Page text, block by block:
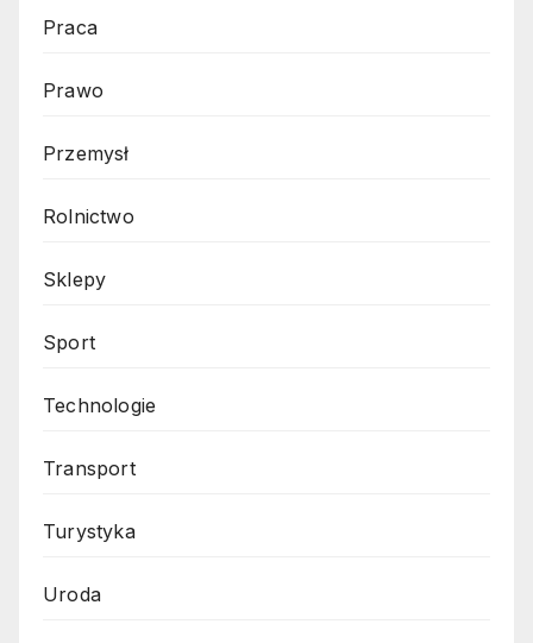
Praca
Prawo
Przemysł
Rolnictwo
Sklepy
Sport
Technologie
Transport
Turystyka
Uroda